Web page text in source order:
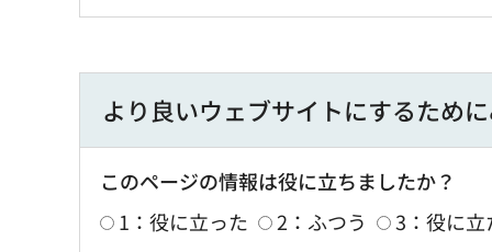
より良いウェブサイトにするため
このページの情報は役に立ちましたか？
1：役に立った
2：ふつう
3：役に